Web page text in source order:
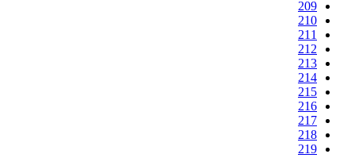
209
210
211
212
213
214
215
216
217
218
219